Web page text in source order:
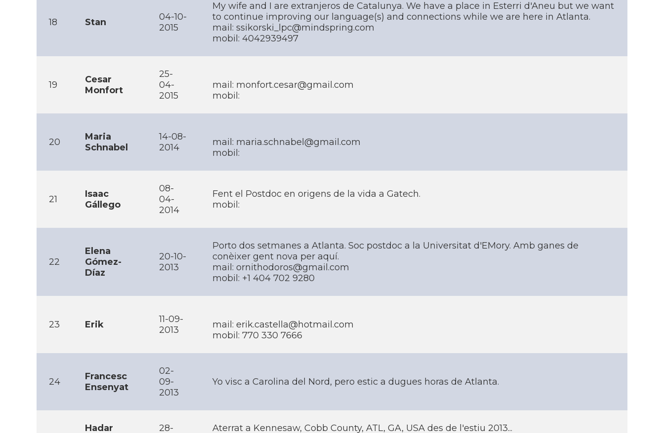
18 Stan
04-10-
2015
My wife and I are extranjeros de Catalunya. We have a place in Esterri d'Aneu but we want
to continue improving our language(s) and connections while we are here in Atlanta.
mail: ssikorski_lpc@mindspring.com
mobil: 4042939497
19
Cesar
Monfort
25-
04-
2015
mail: monfort.cesar@gmail.com
mobil:
20
Maria
Schnabel
14-08-
2014
mail: maria.schnabel@gmail.com
mobil:
21
Isaac
Gállego
08-
04-
2014
Fent el Postdoc en origens de la vida a Gatech.
mobil:
22
Elena
Gómez-
Dí­az
20-10-
2013
Porto dos setmanes a Atlanta. Soc postdoc a la Universitat d'EMory. Amb ganes de
conèixer gent nova per aquí­.
mail: ornithodoros@gmail.com
mobil: +1 404 702 9280
23 Erik
11-09-
2013
mail: erik.castella@hotmail.com
mobil: 770 330 7666
24
Francesc
Ensenyat
02-
09-
2013
Yo visc a Carolina del Nord, pero estic a dugues horas de Atlanta.
Hadar 28- Aterrat a Kennesaw, Cobb County, ATL, GA, USA des de l'estiu 2013...